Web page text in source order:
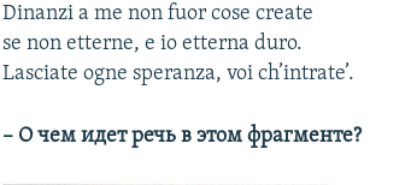
Dinanzi a me non fuor cose create
se non etterne, e io etterna duro.
Lasciate ogne speranza, voi ch’intrate’.
– О чем идет речь в этом фрагменте?